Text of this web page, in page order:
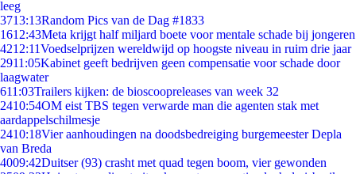
leeg
3713:13Random Pics van de Dag #1833
1612:43Meta krijgt half miljard boete voor mentale schade bij jongeren
4212:11Voedselprijzen wereldwijd op hoogste niveau in ruim drie jaar
2911:05Kabinet geeft bedrijven geen compensatie voor schade door
laagwater
611:03Trailers kijken: de bioscoopreleases van week 32
2410:54OM eist TBS tegen verwarde man die agenten stak met
aardappelschilmesje
2410:18Vier aanhoudingen na doodsbedreiging burgemeester Depla
van Breda
4009:42Duitser (93) crasht met quad tegen boom, vier gewonden